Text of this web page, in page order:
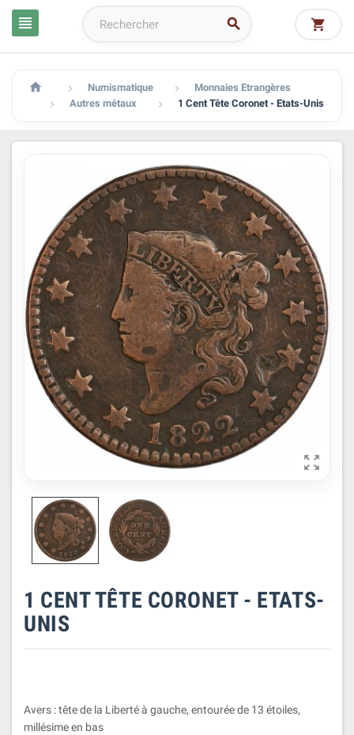
  
  Numismatique  Monnaies Etrangères
 Autres métaux  1 Cent Tête Coronet - Etats-Unis

1 CENT TÊTE CORONET - ETATS-
UNIS
Avers : tête de la Liberté à gauche, entourée de 13 étoiles,
millésime en bas